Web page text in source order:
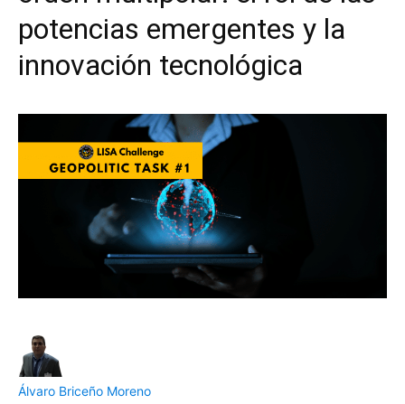
potencias emergentes y la
innovación tecnológica
Álvaro Briceño Moreno